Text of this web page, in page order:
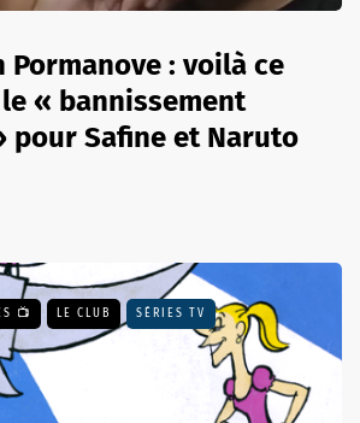
Pormanove : voilà ce
« bannissement
pour Safine et Naruto
📺 LE CLUB SÉRIES TV